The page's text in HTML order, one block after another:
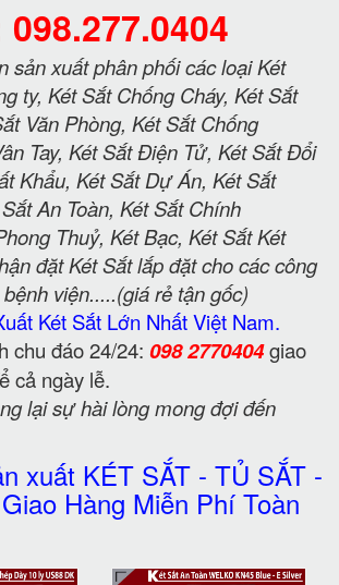
sản xuất phân phối các loại Két
ty, Két Sắt Chống Cháy, Két Sắt
Văn Phòng, Két Sắt Chống
Tay, Két Sắt Điện Tử, Két Sắt Đổi
Khẩu, Két Sắt Dự Án, Két Sắt
An Toàn, Két Sắt Chính
Thuỷ, Két Bạc, Két Sắt Két
đặt Két Sắt lắp đặt cho các công
viện.....(giá rẻ tận gốc)
Két Sắt Lớn Nhất Việt Nam.
chu đáo 24/24: 098 2770404giao
cả ngày lễ.
lại sự hài lòng mong đợi đến
xuất KÉT SẮT - TỦ SẮT -
Hàng Miễn Phí Toàn